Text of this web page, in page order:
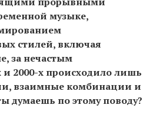
музыке,
стилей, включая
за нечастым
2000-х происходило лишь
взаимные комбинации и
думаешь по этому поводу?